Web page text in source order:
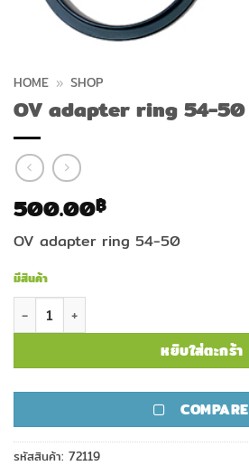
HOME » SHOP
OV adapter ring 54-50
500.00฿
OV adapter ring 54-50
มีสินค้า
จำนวน OV adapter ring 54-50 ชิ้น
หยิบใส่ตะกร้า
COMPARE
รหัสสินค้า: 72119